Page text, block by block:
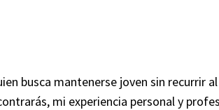
busca mantenerse joven sin recurrir
mi experiencia personal y